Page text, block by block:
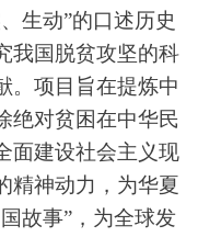
生动”的口述历史
我国脱贫攻坚的科
。项目旨在提炼中
绝对贫困在中华民
面建设社会主义现
精神动力，为华夏
故事”，为全球发